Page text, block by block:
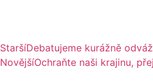
StaršíDebatujeme kurážně
NovějšíOchraňte naši krajinu,